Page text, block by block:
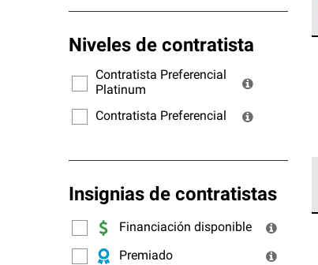
Niveles de contratista
Contratista Preferencial
Platinum
Contratista Preferencial
Insignias de contratistas
Financiación disponible
Premiado